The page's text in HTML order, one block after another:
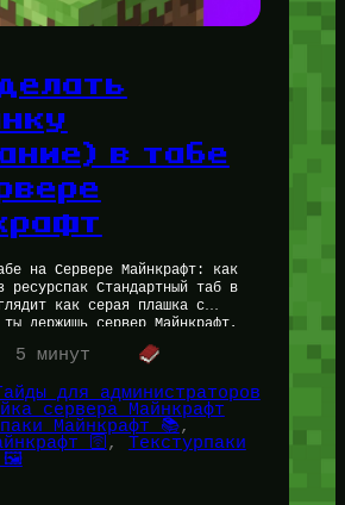
в табе
на Сервере Майнкрафт: как
ресурспак Стандартный таб в
как серая плашка с
держишь сервер Майнкрафт,
туда логотип, баннер…
5 минут
для администраторов
сервера Майнкрафт
Майнкрафт 📚
🛜, Текстурпаки
🖼️